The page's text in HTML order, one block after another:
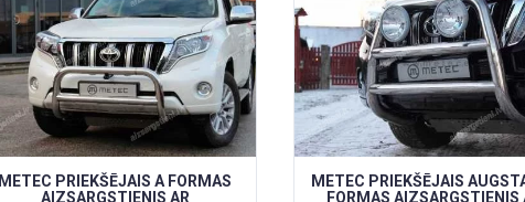
METEC PRIEKŠĒJAIS A FORMAS
AIZSARGSTIENIS AR
METEC PRIEKŠĒJAIS
FORMAS AIZSARGSTIENIS